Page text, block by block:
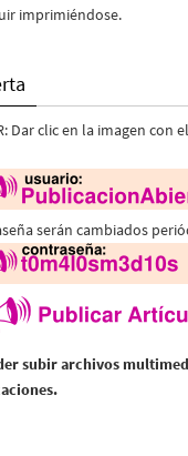
imprimiéndose.
Dar clic en la imagen con
serán cambiados
subir archivos